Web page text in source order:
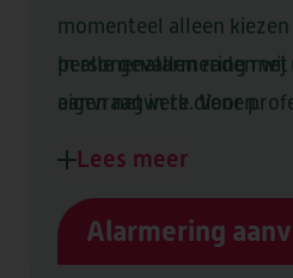
ELSANTA
HUIS TER
LOMMERLUST
BOOGAERT DE
momenteel alleen
personenalarmering
eigen netwerk. Voor
In alle gevallen raden wij
aanvraag in te dienen.
Lees meer
Alarmering